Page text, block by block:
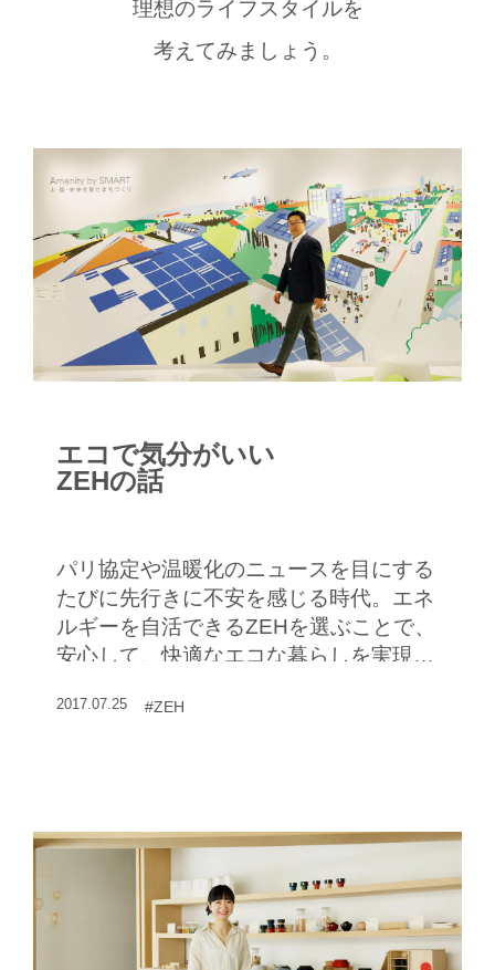
理想のライフスタイルを
考えてみましょう。
エコで気分がいい
ZEHの話
パリ協定や温暖化のニュースを目にする
たびに先行きに不安を感じる時代。エネ
ルギーを自活できるZEHを選ぶことで、
安心して、快適なエコな暮らしを実現で
り前の姿"を聞いた。
2017.07.25 #ZEH